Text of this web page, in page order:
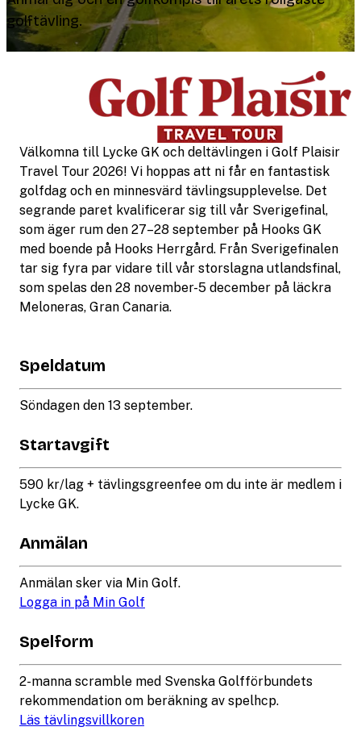
golftävling.
Välkomna till Lycke GK och deltävlingen i Golf Plaisir
Travel Tour 2026! Vi hoppas att ni får en fantastisk
golfdag och en minnesvärd tävlingsupplevelse. Det
segrande paret kvalificerar sig till vår Sverigefinal,
som äger rum den 27–28 september på Hooks GK
med boende på Hooks Herrgård. Från Sverigefinalen
tar sig fyra par vidare till vår storslagna utlandsfinal,
som spelas den 28 november-5 december på läckra
Meloneras, Gran Canaria.
Speldatum
Söndagen den 13 september.
Startavgift
590 kr/lag + tävlingsgreenfee om du inte är medlem i
Lycke GK.
Anmälan
Anmälan sker via Min Golf.
Logga in på Min Golf
Spelform
2-manna scramble med Svenska Golfförbundets
rekommendation om beräkning av spelhcp.
Läs tävlingsvillkoren